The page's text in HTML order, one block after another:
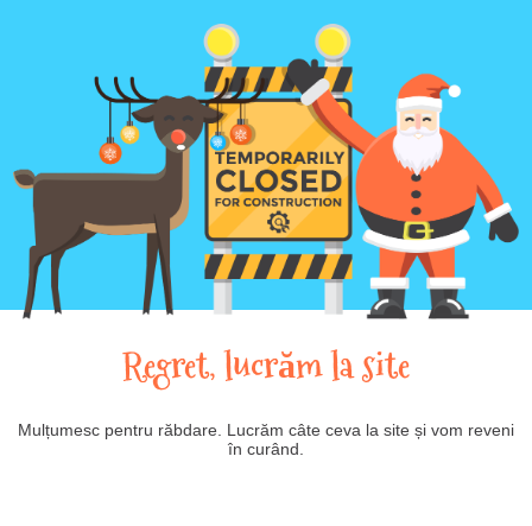
Regret, lucrăm la site
Mulțumesc pentru răbdare. Lucrăm câte ceva la site și vom reveni
în curând.